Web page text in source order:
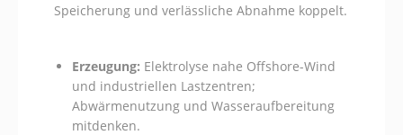
Speicherung und verlässliche Abnahme koppelt.
Erzeugung: Elektrolyse nahe Offshore-Wind
und industriellen Lastzentren;
Abwärmenutzung und Wasseraufbereitung
mitdenken.